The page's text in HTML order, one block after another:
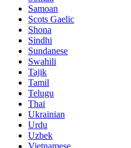
Samoan
Scots Gaelic
Shona
Sindhi
Sundanese
Swahili
Tajik
Tamil
Telugu
Thai
Ukrainian
Urdu
Uzbek
Vietnamese